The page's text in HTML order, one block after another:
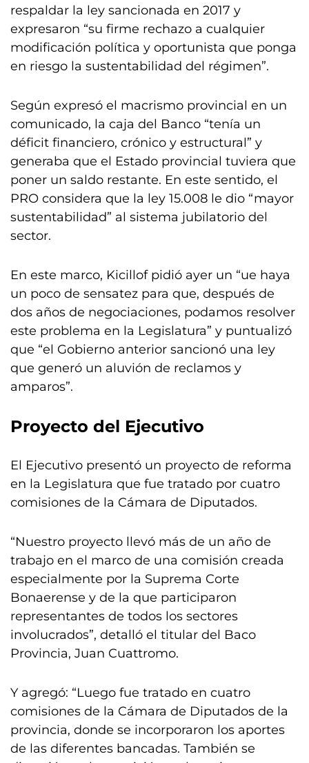
respaldar la ley sancionada en 2017 y
expresaron “su firme rechazo a cualquier
modificación política y oportunista que ponga
en riesgo la sustentabilidad del régimen”.
Según expresó el macrismo provincial en un
comunicado, la caja del Banco “tenía un
déficit financiero, crónico y estructural” y
generaba que el Estado provincial tuviera que
poner un saldo restante. En este sentido, el
PRO considera que la ley 15.008 le dio “mayor
sustentabilidad” al sistema jubilatorio del
sector.
En este marco, Kicillof pidió ayer un “ue haya
un poco de sensatez para que, después de
dos años de negociaciones, podamos resolver
este problema en la Legislatura” y puntualizó
que “el Gobierno anterior sancionó una ley
que generó un aluvión de reclamos y
amparos”.
Proyecto del Ejecutivo
El Ejecutivo presentó un proyecto de reforma
en la Legislatura que fue tratado por cuatro
comisiones de la Cámara de Diputados.
“Nuestro proyecto llevó más de un año de
trabajo en el marco de una comisión creada
especialmente por la Suprema Corte
Bonaerense y de la que participaron
representantes de todos los sectores
involucrados”, detalló el titular del Baco
Provincia, Juan Cuattromo.
Y agregó: “Luego fue tratado en cuatro
comisiones de la Cámara de Diputados de la
provincia, donde se incorporaron los aportes
de las diferentes bancadas. También se